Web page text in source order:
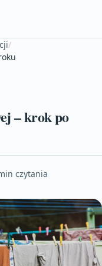
/
– krok po
czytania